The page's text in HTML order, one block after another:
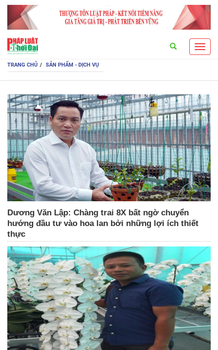
TRANG CHỦ SẢN PHẨM - DỊCH VỤ
Dương Văn Lập: Chàng trai 8X bất ngờ chuyển
hướng đầu tư vào hoa lan bởi những lợi ích thiết
thực